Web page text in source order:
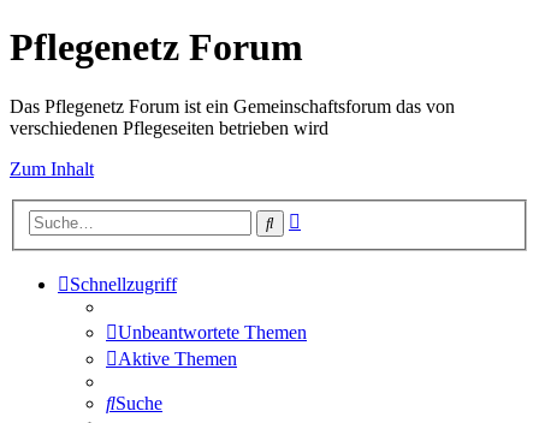
Pflegenetz Forum
Das Pflegenetz Forum ist ein Gemeinschaftsforum das von
verschiedenen Pflegeseiten betrieben wird
Zum Inhalt
Suche
Schnellzugriff
Unbeantwortete Themen
Aktive Themen
Suche